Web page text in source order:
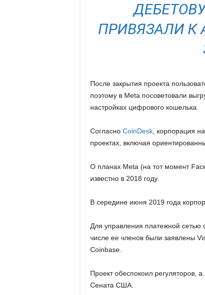
ПРИВЯЗАЛИ К
После закрытия проекта
поэтому в Meta посоветовали
настройках цифрового кошелька.
Согласно CoinDesk, корпорация
проектах, включая
О планах Meta (на тот момент
известно в 2018 году.
В середине июня 2019 года
Для управления платежной сетью
числе ее членов были заявлены
Coinbase.
Проект обеспокоил регуляторов,
Сената США.